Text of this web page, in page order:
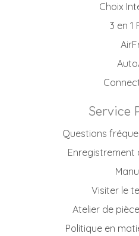
Choix
3 en 1
Service
Questions
Enregistrement
Visiter le
Atelier de
Politique en